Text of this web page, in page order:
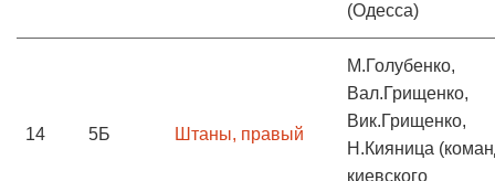
(Одесса)
14 5Б Штаны, правый
М.Голубенко,
Вал.Грищенко,
Вик.Грищенко,
Н.Кияница
киевского